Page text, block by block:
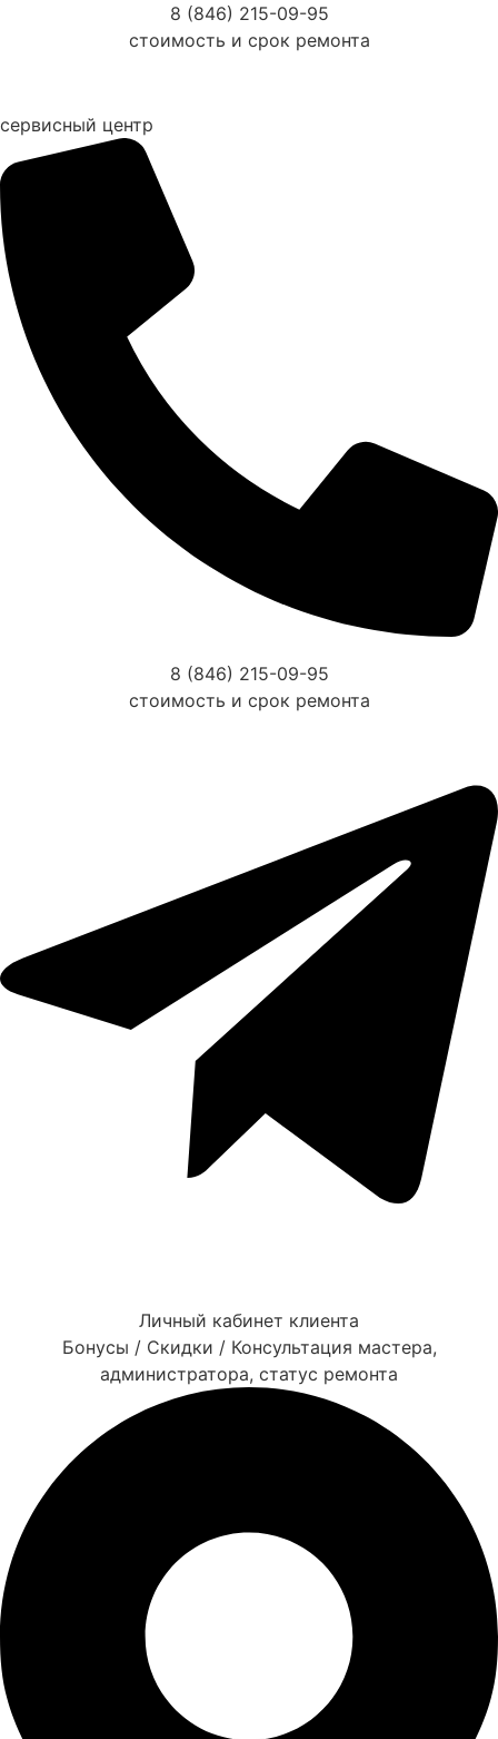
8 (846) 215-09-95
стоимость и срок ремонта
сервисный центр
8 (846) 215-09-95
стоимость и срок ремонта
Личный кабинет клиента
Бонусы / Скидки / Консультация мастера,
администратора, статус ремонта